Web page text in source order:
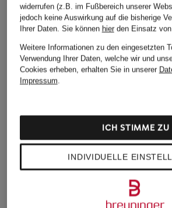
+Aktionsrabatt
adidas Originals
Cap
9,99 €
Bestpreis:8,49 €
CANADA GOOSE
Cap
295 €
widerrufen (z.B. im Fußbereich unserer
jedoch keine Auswirkung auf die bisherige
Ihrer Daten. Sie können hierden Einsatz von
Weitere Informationen zu den eingesetzten
Verwendung Ihrer Daten, welche wir und
Cookies erheben, erhalten Sie in unserer
Impressum.
INDIVIDUELLE
ICH STIMME ZU